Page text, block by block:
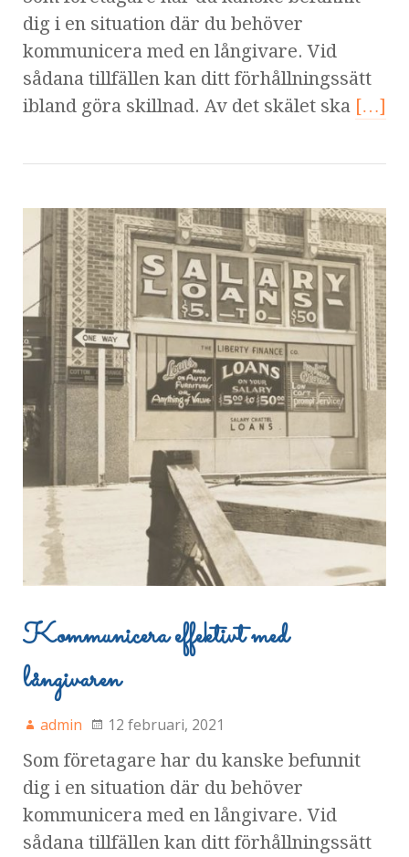
dig i en situation där du behöver
kommunicera med en långivare. Vid
sådana tillfällen kan ditt förhållningssätt
ibland göra skillnad. Av det skälet ska […]
Kommunicera effektivt med
långivaren
admin 12 februari, 2021
Som företagare har du kanske befunnit
dig i en situation där du behöver
kommunicera med en långivare. Vid
sådana tillfällen kan ditt förhållningssätt